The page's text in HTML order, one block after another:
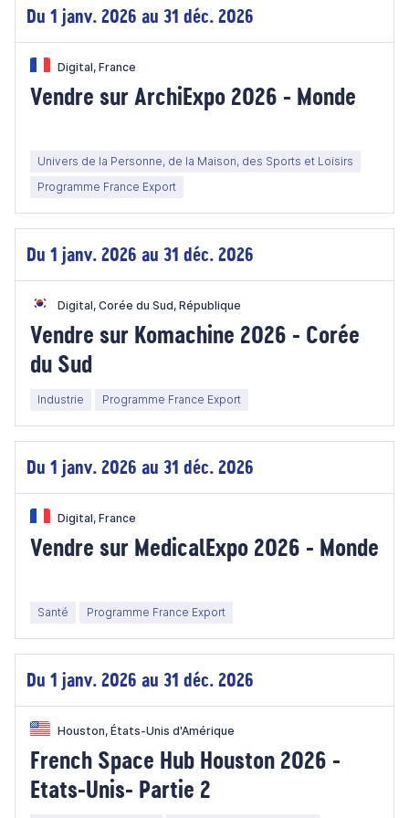
Du 1 janv. 2026 au 31 déc. 2026
Digital, France
Vendre sur ArchiExpo 2026 - Monde
Univers de la Personne, de la Maison, des Sports et Loisirs
Programme France Export
Du 1 janv. 2026 au 31 déc. 2026
Digital, Corée du Sud, République
Vendre sur Komachine 2026 - Corée
du Sud
Industrie Programme France Export
Du 1 janv. 2026 au 31 déc. 2026
Digital, France
Vendre sur MedicalExpo 2026 - Monde
Santé Programme France Export
Du 1 janv. 2026 au 31 déc. 2026
Houston, États-Unis d'Amérique
French Space Hub Houston 2026 -
Etats-Unis- Partie 2